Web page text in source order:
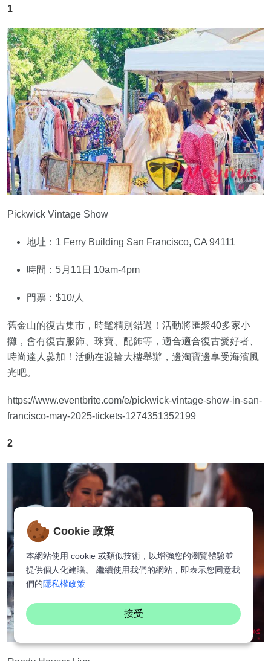
1
Pickwick Vintage Show
地址：1 Ferry Building San Francisco, CA 94111
時間：5月11日 10am-4pm
門票：$10/人
舊金山的復古集市，時髦精別錯過！活動將匯聚40多家小
攤，會有復古服飾、珠寶、配飾等，適合適合復古愛好者、
時尚達人蔘加！活動在渡輪大樓舉辦，邊淘寶邊享受海濱風
光吧。
https://www.eventbrite.com/e/pickwick-vintage-show-in-san-
francisco-may-2025-tickets-1274351352199
2
Cookie 政策
本網站使用 cookie 或類似技術，以增強您的瀏覽體驗並
提供個人化建議。 繼續使用我們的網站，即表示您同意我
們的隱私權政策
接受